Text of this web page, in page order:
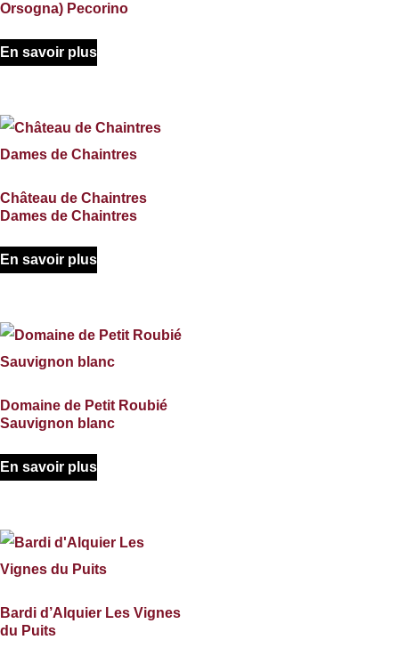
Orsogna) Pecorino
En savoir plus
Château de Chaintres
Dames de Chaintres
En savoir plus
Domaine de Petit Roubié
Sauvignon blanc
En savoir plus
Bardi d’Alquier Les Vignes
du Puits